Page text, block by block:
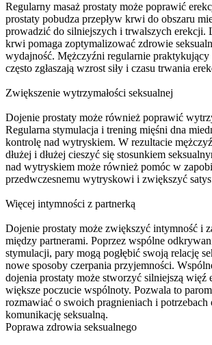
Regularny masaż prostaty może poprawić
prostaty pobudza przepływ krwi do obszaru
prowadzić do silniejszych i trwalszych erekcji.
krwi pomaga zoptymalizować zdrowie
wydajność. Mężczyźni regularnie praktykujący
często zgłaszają wzrost siły i czasu trwania
Zwiększenie wytrzymałości seksualnej
Dojenie prostaty może również poprawić
Regularna stymulacja i trening mięśni dna
kontrolę nad wytryskiem. W rezultacie
dłużej i dłużej cieszyć się stosunkiem
nad wytryskiem może również pomóc w
przedwczesnemu wytryskowi i zwiększyć
Więcej intymności z partnerką
Dojenie prostaty może zwiększyć intymność i
między partnerami. Poprzez wspólne
stymulacji, pary mogą pogłębić swoją relację
nowe sposoby czerpania przyjemności.
dojenia prostaty może stworzyć silniejszą więź
większe poczucie wspólnoty. Pozwala to
rozmawiać o swoich pragnieniach i potrzebach
komunikację seksualną.
Poprawa zdrowia seksualnego